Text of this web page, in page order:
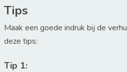
Tips
Maak een goede indruk bij de
deze tips:
Tip 1: